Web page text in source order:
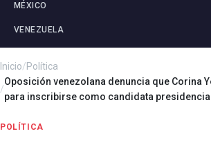
MÉXICO
VENEZUELA
Inicio/Política
/
Oposición venezolana denuncia que Corina
para inscribirse como candidata presidencial
POLÍTICA